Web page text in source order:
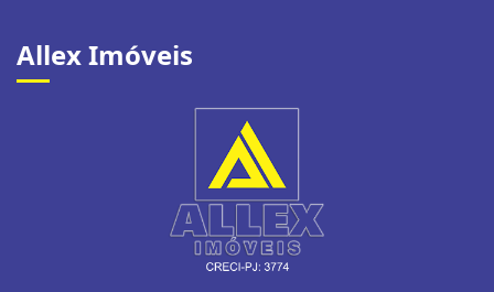
Allex Imóveis